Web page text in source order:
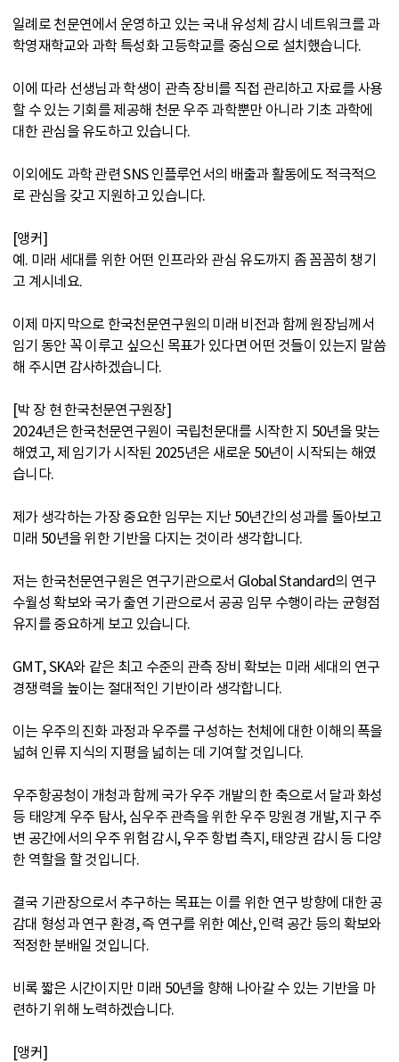
일례로 천문연에서 운영하고 있는 국내 유성체 감시 네트워크를 과
학영재학교와 과학 특성화 고등학교를 중심으로 설치했습니다.
이에 따라 선생님과 학생이 관측 장비를 직접 관리하고 자료를 사용
할 수 있는 기회를 제공해 천문 우주 과학뿐만 아니라 기초 과학에
대한 관심을 유도하고 있습니다.
이외에도 과학 관련 SNS 인플루언서의 배출과 활동에도 적극적으
로 관심을 갖고 지원하고 있습니다.
[앵커]
예. 미래 세대를 위한 어떤 인프라와 관심 유도까지 좀 꼼꼼히 챙기
고 계시네요.
이제 마지막으로 한국천문연구원의 미래 비전과 함께 원장님께서
임기 동안 꼭 이루고 싶으신 목표가 있다면 어떤 것들이 있는지 말씀
해 주시면 감사하겠습니다.
[박 장 현 한국천문연구원장]
2024년은 한국천문연구원이 국립천문대를 시작한 지 50년을 맞는
해였고, 제 임기가 시작된 2025년은 새로운 50년이 시작되는 해였
습니다.
제가 생각하는 가장 중요한 임무는 지난 50년간의 성과를 돌아보고
미래 50년을 위한 기반을 다지는 것이라 생각합니다.
저는 한국천문연구원은 연구기관으로서 Global Standard의 연구
수월성 확보와 국가 출연 기관으로서 공공 임무 수행이라는 균형점
유지를 중요하게 보고 있습니다.
GMT, SKA와 같은 최고 수준의 관측 장비 확보는 미래 세대의 연구
경쟁력을 높이는 절대적인 기반이라 생각합니다.
이는 우주의 진화 과정과 우주를 구성하는 천체에 대한 이해의 폭을
넓혀 인류 지식의 지평을 넓히는 데 기여할 것입니다.
우주항공청이 개청과 함께 국가 우주 개발의 한 축으로서 달과 화성
등 태양계 우주 탐사, 심우주 관측을 위한 우주 망원경 개발, 지구 주
변 공간에서의 우주 위험 감시, 우주 항법 측지, 태양권 감시 등 다양
한 역할을 할 것입니다.
결국 기관장으로서 추구하는 목표는 이를 위한 연구 방향에 대한 공
감대 형성과 연구 환경, 즉 연구를 위한 예산, 인력 공간 등의 확보와
적정한 분배일 것입니다.
비록 짧은 시간이지만 미래 50년을 향해 나아갈 수 있는 기반을 마
련하기 위해 노력하겠습니다.
[앵커]